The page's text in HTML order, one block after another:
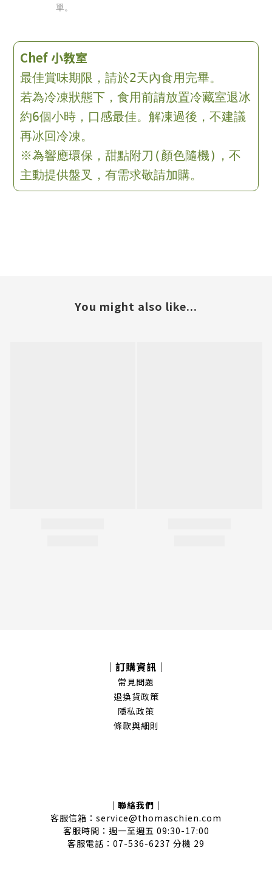
單。
Chef 小教室
最佳賞味期限，請於2天內食用完畢。
若為冷凍狀態下，食用前請放置冷藏室退冰
約6個小時，口感最佳。解凍過後，不建議
再冰回冷凍。
※為響應環保，甜點附刀(顏色隨機)，不
主動提供盤叉，有需求敬請加購。
You might also like...
｜訂購資訊｜
常見問題
退換貨政策
隱私政策
條款與細則
｜聯絡我們｜
客服信箱：service@thomaschien.com
客服時間：週一至週五 09:30-17:00
客服電話：07-536-6237 分機 29